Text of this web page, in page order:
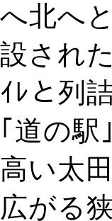
へ北へ
設され
ｲﾚと列
｢道の
高い太
広がる